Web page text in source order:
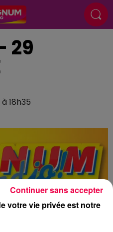
29
18h35
votre vie privée est notre
Continuer sans accepter